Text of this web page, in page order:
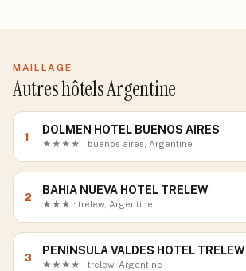
MAILLAGE
Autres hôtels Argentine
1
DOLMEN HOTEL BUENOS AIRES
★★★★ · buenos aires, Argentine
2
BAHIA NUEVA HOTEL TRELEW
★★★ · trelew, Argentine
3
PENINSULA VALDES HOTEL TRELEW
★★★★ · trelew, Argentine